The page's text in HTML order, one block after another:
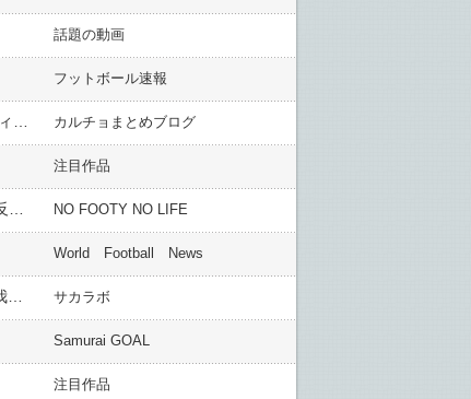
話題の動画
フットボール速報
カルチョまとめブログ
注目作品
NO FOOTY NO LIFE
World Football News
サカラボ
Samurai GOAL
注目作品